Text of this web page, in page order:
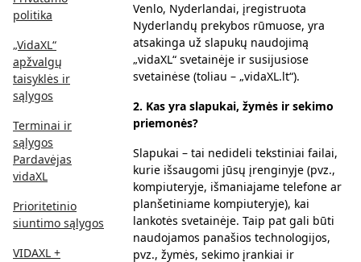
politika
„VidaXL“
apžvalgų
taisyklės ir
sąlygos
Terminai ir
sąlygos
Pardavėjas
vidaXL
Prioritetinio
siuntimo sąlygos
VIDAXL +
Venlo, Nyderlandai, įregistruota
Nyderlandų prekybos rūmuose, yra
atsakinga už slapukų naudojimą
„vidaXL“ svetainėje ir susijusiose
svetainėse (toliau – „vidaXL.lt“).
2. Kas yra slapukai, žymės ir sekimo
priemonės?
Slapukai – tai nedideli tekstiniai failai,
kurie išsaugomi jūsų įrenginyje (pvz.,
kompiuteryje, išmaniajame telefone ar
planšetiniame kompiuteryje), kai
lankotės svetainėje. Taip pat gali būti
naudojamos panašios technologijos,
pvz., žymės, sekimo įrankiai ir